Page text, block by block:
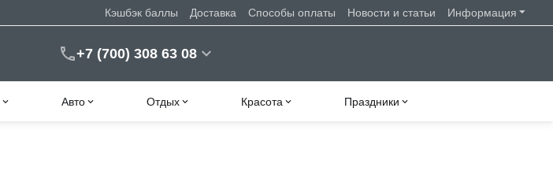
Кэшбэк баллы Доставка Способы оплаты Новости и статьи Информация
+7 (700) 308 63 08
Авто Отдых Красота Праздники